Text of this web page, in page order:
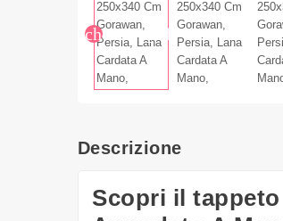
chevron_left
Descrizione
Scopri il